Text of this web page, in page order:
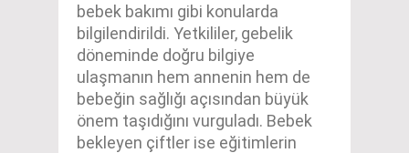
bebek bakımı gibi konularda
bilgilendirildi. Yetkililer, gebelik
döneminde doğru bilgiye
ulaşmanın hem annenin hem de
bebeğin sağlığı açısından büyük
önem taşıdığını vurguladı. Bebek
bekleyen çiftler ise eğitimlerin